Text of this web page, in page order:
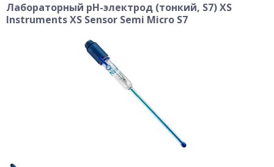
Лабораторный pH-электрод (тонкий, S7) XS
Instruments XS Sensor Semi Micro S7